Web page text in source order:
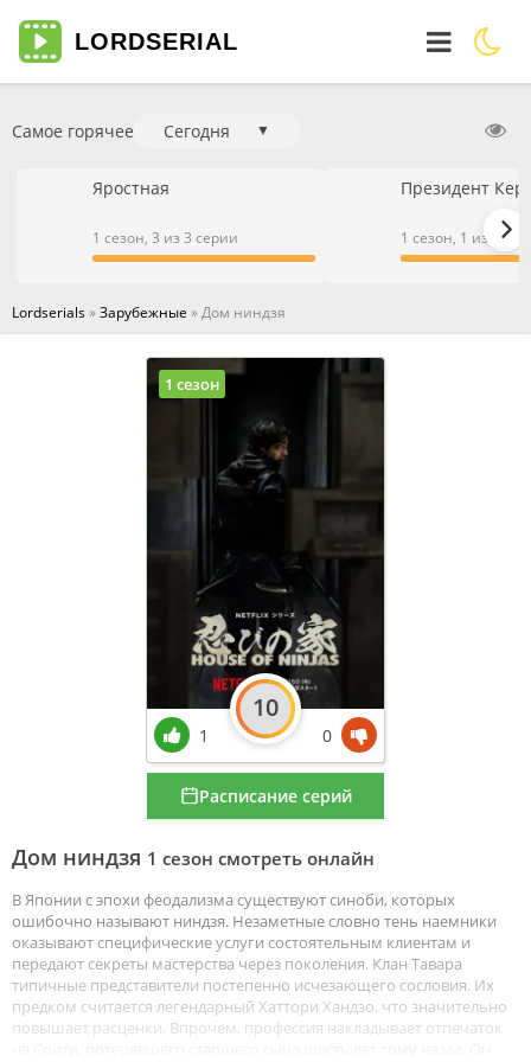
LORDSERIAL
Самое горячее Сегодня ▼
Яростная
1 сезон, 3 из 3 серии
Президент
1 сезон, 1 из 1
Lordserials»Зарубежные » Дом ниндзя
Дом ниндзя 1 сезон смотреть онлайн
В Японии с эпохи феодализма существуют синоби, которых
ошибочно называют ниндзя. Незаметные словно тень наемники
оказывают специфические услуги состоятельным клиентам и
передают секреты мастерства через поколения. Клан Тавара
типичные представители постепенно исчезающего сословия. Их
предком считается легендарный Хаттори Хандзо, что значительно
повышает расценки. Впрочем, профессия накладывает отпечаток
1 сезон
1
10
0
Расписание серий